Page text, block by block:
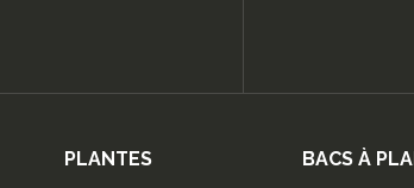
PLANTES BACS À